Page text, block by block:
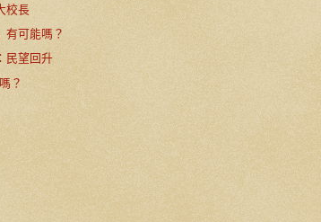
校長
有可能嗎？
民望回升
？